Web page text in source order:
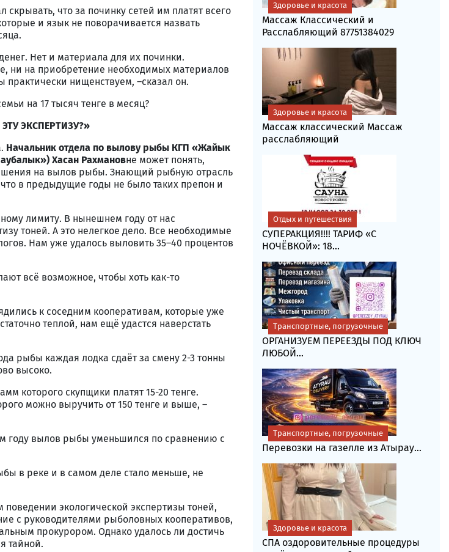
скрывать, что за починку сетей им платят всего
и язык не поворачивается назвать
Нет и материала для их починки.
ни на приобретение необходимых материалов
практически нищенствуем, –сказал он.
на 17 тысяч тенге в месяц?
ЭКСПЕРТИЗУ?»
Начальник отдела по вылову рыбы КГП «Жайык
Хасан Рахмановне может понять,
на вылов рыбы. Знающий рыбную отрасль
в предыдущие годы не было таких препон и
лимиту. В нынешнем году от нас
тоней. А это нелегкое дело. Все необходимые
Нам уже удалось выловить 35–40 процентов
всё возможное, чтобы хоть как-то
к соседним кооперативам, которые уже
теплой, нам ещё удастся наверстать
рыбы каждая лодка сдаёт за смену 2-3 тонны
высоко.
которого скупщики платят 15-20 тенге.
можно выручить от 150 тенге и выше, –
году вылов рыбы уменьшился по сравнению с
в реке и в самом деле стало меньше, не
поведении экологической экспертизы тоней,
с руководителями рыболовных кооперативов,
прокурором. Однако удалось ли достичь
тайной.
Массаж Классический и
Расслабляющий 87751384029
Здоровье и красота
Массаж классический Массаж
расслабляющий
Здоровье и красота
СУПЕРАКЦИЯ!!!! ТАРИФ «C
НОЧЁВКОЙ»: 18...
Отдых и путешествия
ОРГАНИЗУЕМ ПЕРЕЕЗДЫ ПОД КЛЮЧ
ЛЮБОЙ...
Транспортные, погрузочные
Перевозки на газелле из Атырау...
Транспортные, погрузочные
СПА оздоровительные процедуры
Здоровье и красота